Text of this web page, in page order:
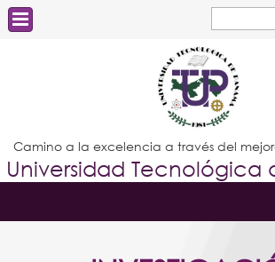
de
Estudiantes
Docentes
Administrativos
Graduados
Camino a la excelencia a través del
Universidad Tecnológica